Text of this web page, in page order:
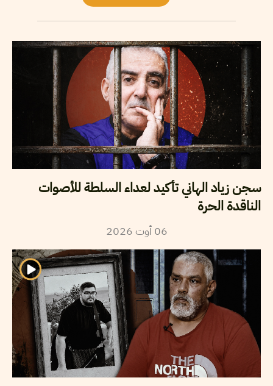
سجن زياد الهاني تأكيد لعداء السلطة للأصوات
الناقدة الحرة
06 أوت2026